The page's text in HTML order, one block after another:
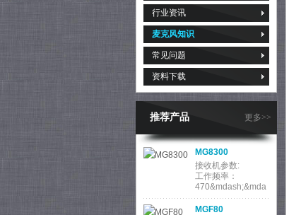
行业资讯
麦克风知识
常见问题
资料下载
更多>>
推荐产品
MGF80
频率范围：640-
690MHz
可调信道数：
100&times;2
振荡方式：锁相环
MG2080